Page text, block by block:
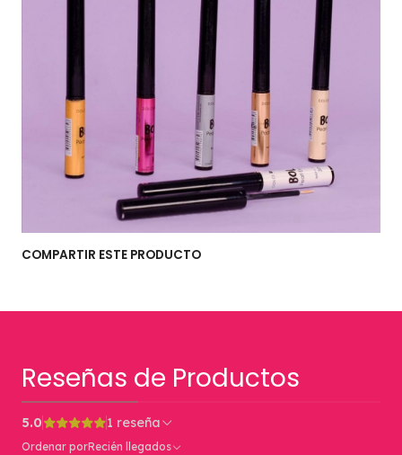
COMPARTIR ESTE PRODUCTO
Reseñas de Productos
5.0 1 reseña
Ordenar porRecién llegados